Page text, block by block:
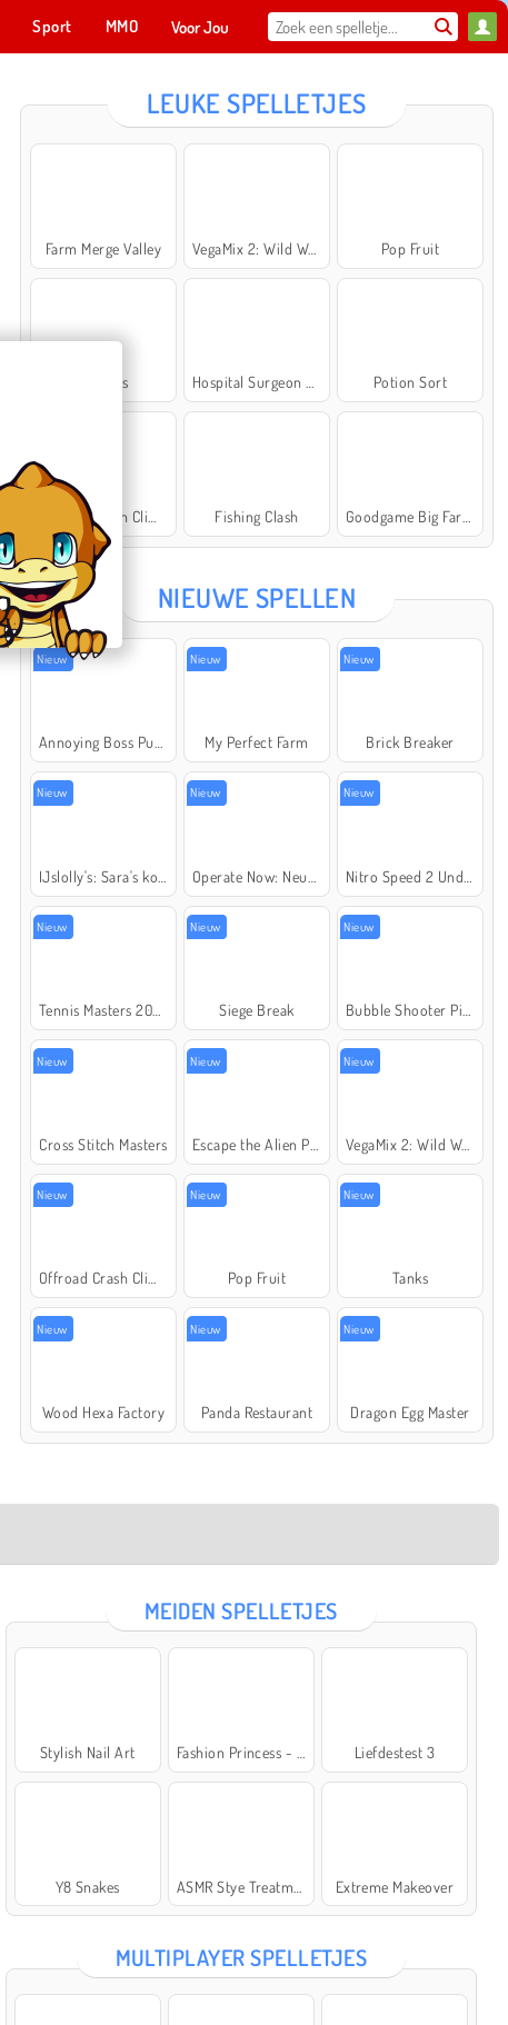
Sport MMO Voor Jou
Cross Stitch Masters
Star Stable
LEUKE SPELLETJES
Farm Merge Valley VegaMix 2: Wild West Pop Fruit
Bubbits Potion Sort
Fishing Clash
NIEUWE SPELLEN
Nieuw Nieuw
My Perfect Farm
Nieuw
Brick Breaker
Nieuw Nieuw Nieuw
Nieuw Nieuw
Siege Break
Nieuw
Nieuw
Cross Stitch Masters
Nieuw Nieuw
VegaMix 2: Wild West
Nieuw Nieuw
Pop Fruit
Nieuw
Tanks
Nieuw
Wood Hexa Factory
Nieuw
Panda Restaurant
Nieuw
Dragon Egg Master
MEIDEN SPELLETJES
Stylish Nail Art Liefdestest 3
Y8 Snakes Extreme Makeover
MULTIPLAYER SPELLETJES